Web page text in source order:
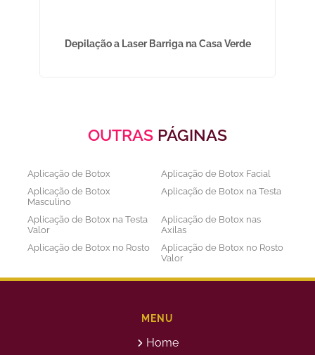
Depilação a Laser Barriga na Casa Verde
OUTRAS PÁGINAS
Aplicação de Botox
Aplicação de Botox Facial
Aplicação de Botox
Masculino
Aplicação de Botox na Testa
Aplicação de Botox na Testa
Valor
Aplicação de Botox nas
Axilas
Aplicação de Botox no Rosto
Aplicação de Botox no Rosto
Valor
Aplicação de Botox nos
Aplicação de Botox Preço
Barriga
no Glúteo Valor
MENU
Home